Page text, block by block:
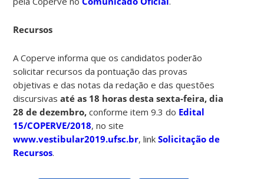
Recursos
A Coperve informa que os candidatos poderão
solicitar recursos da pontuação das provas
objetivas e das notas da redação e das questões
discursivasaté as 18 horas desta sexta-feira, dia
28 de dezembro, conforme item 9.3 do Edital
15/COPERVE/2018, no site
www.vestibular2019.ufsc.br, linkSolicitação de
Recursos.